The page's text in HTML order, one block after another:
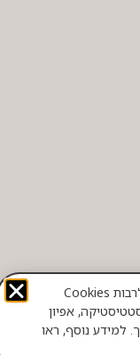
אתר זה עושה שימוש בטכנולוגיות איסוף מידע, לרבות Cookies
אפיון
למידע נוסף, ראו